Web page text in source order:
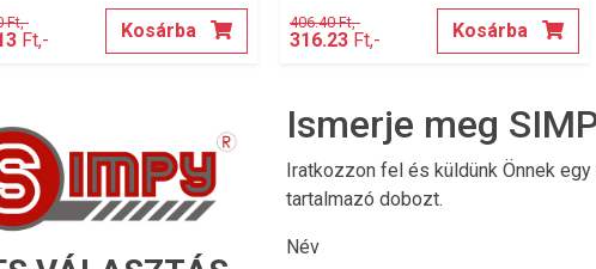
Ft,-
Ft,- Kosárba 406.40 Ft,-
316.23 Ft,- Kosárba
Ismerje meg
Iratkozzon fel és küldünk Önnek
tartalmazó dobozt.
Név